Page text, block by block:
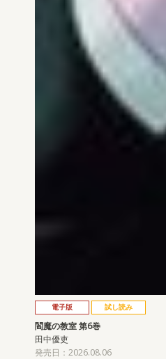
電子版 試し読み
閻魔の教室 第6巻
田中優吏
発売日：2026.08.06